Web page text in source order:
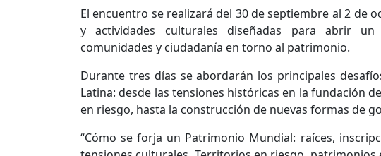
El encuentro se realizará del 30 de septiembre al 2 de
y actividades culturales diseñadas para abrir
comunidades y ciudadanía en torno al patrimonio.
Durante tres días se abordarán los principales
Latina: desde las tensiones históricas en la fundación
en riesgo, hasta la construcción de nuevas formas de
“Cómo se forja un Patrimonio Mundia​​l: raíces,